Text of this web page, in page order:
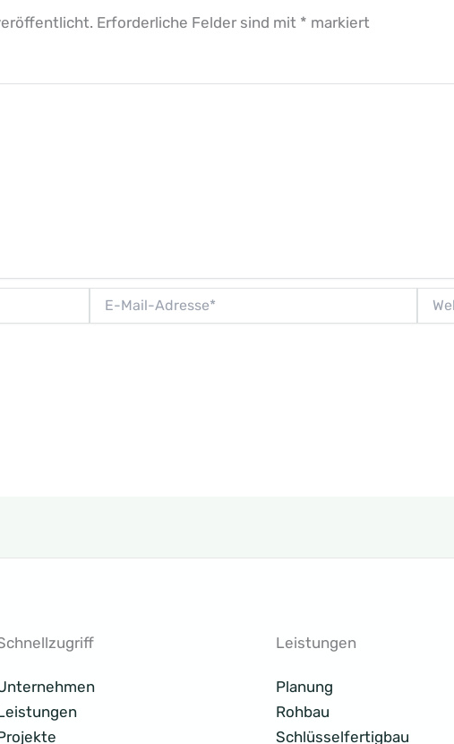
Erforderliche Felder sind mit * markiert
Mail-
Leistungen
Planung
Rohbau
Schlüsselfertigbau